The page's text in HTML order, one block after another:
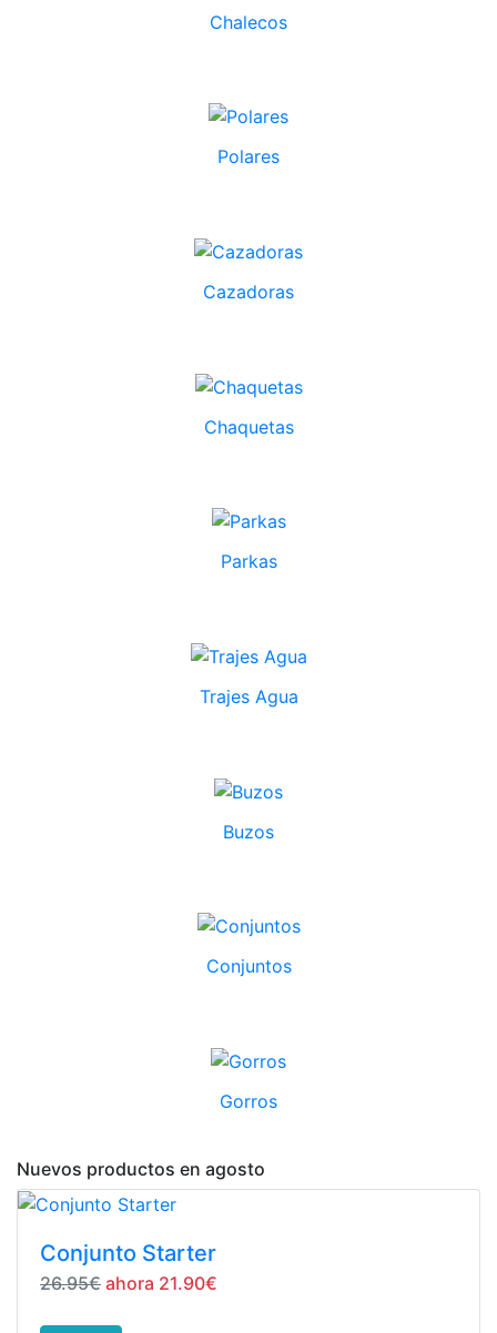
Chalecos
Polares
Cazadoras
Chaquetas
Parkas
Trajes Agua
Buzos
Conjuntos
Gorros
Nuevos productos en agosto
Conjunto Starter
26.95€ ahora 21.90€